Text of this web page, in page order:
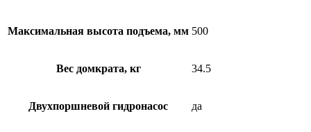
Максимальная высота подъема, мм 500
Вес домкрата, кг 34.5
Двухпоршневой гидронасос да